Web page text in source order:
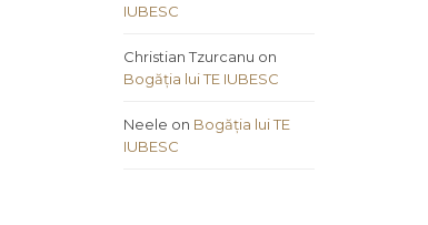
IUBESC
Christian Tzurcanu on
Bogăția lui TE IUBESC
Neele on Bogăția lui TE
IUBESC